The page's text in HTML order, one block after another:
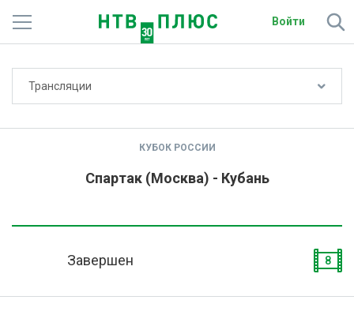
Войти
Трансляции
КУБОК РОССИИ
Спартак (Москва) - Кубань
Завершен 8